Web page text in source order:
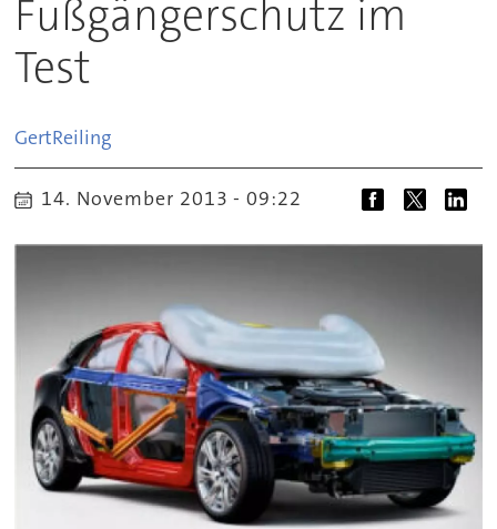
Fußgängerschutz im
Test
GertReiling
14. November 2013 - 09:22